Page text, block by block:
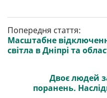
Попередня стаття:
Масштабне
світла в Дніпрі та
Двоє людей
поранень.